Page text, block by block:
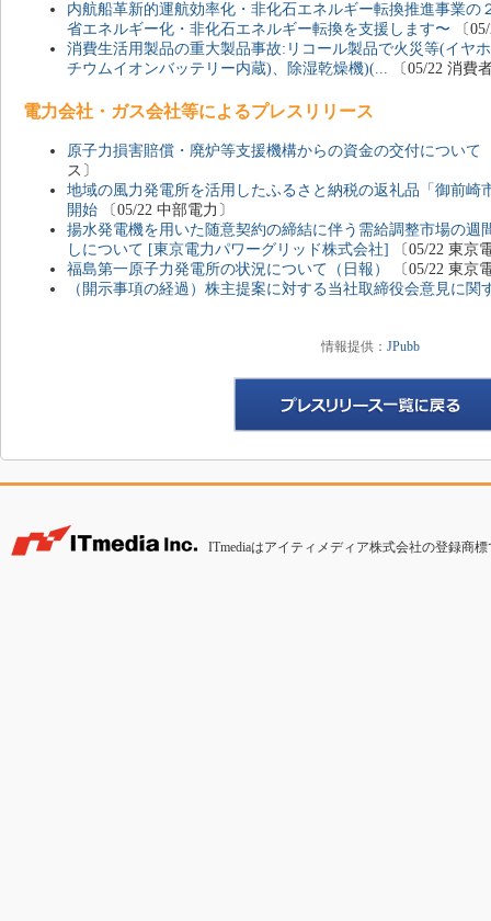
内航船革新的運航効率化・非化石エネルギー転換推進事業の
省エネルギー化・非化石エネルギー転換を支援します〜 〔
消費生活用製品の重大製品事故:リコール製品で火災等(イヤ
チウムイオンバッテリー内蔵)、除湿乾燥機)(... 〔05/22 消費
電力会社・ガス会社等によるプレスリリース
原子力損害賠償・廃炉等支援機構からの資金の交付について
ス〕
地域の風力発電所を活用したふるさと納税の返礼品「御前崎
開始 〔05/22 中部電力〕
揚水発電機を用いた随意契約の締結に伴う需給調整市場の週
しについて [東京電力パワーグリッド株式会社]
〔05/22 東京
福島第一原子力発電所の状況について（日報）
〔05/22 東京
（開示事項の経過）株主提案に対する当社取締役会意見に関
情報提供： JPubb
ITmediaはアイティメディア株式会社の登録商